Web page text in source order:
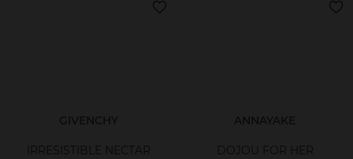
GIVENCHY
IRRESISTIBLE NECTAR
ANNAYAKE
DOJOU FOR HER